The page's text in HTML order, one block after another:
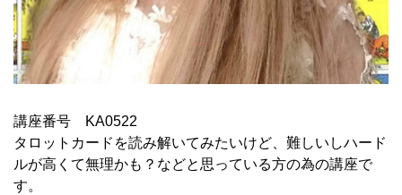
講座番号 KA0522
タロットカードを読み解いてみたいけど、難しいしハード
ルが高くて無理かも？などと思っている方の為の講座で
す。